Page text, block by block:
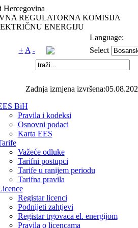
Hercegovina
REGULATORNA KOMISIJA
ENERGIJU
Language:
+ A - Select
Zadnja izmjena
BiH
Pravila i kodeksi
Osnovni podaci
Karta EES
Važeće odluke
Tarifni postupci
Tarife u ranijem periodu
Tarifna pravila
Registar licenci
Podnijeti zahtjevi
Registar trgovaca el. energijom
Pravila o licencama